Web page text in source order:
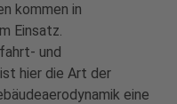
kommen in
Einsatz.
und
hier die Art der
eine